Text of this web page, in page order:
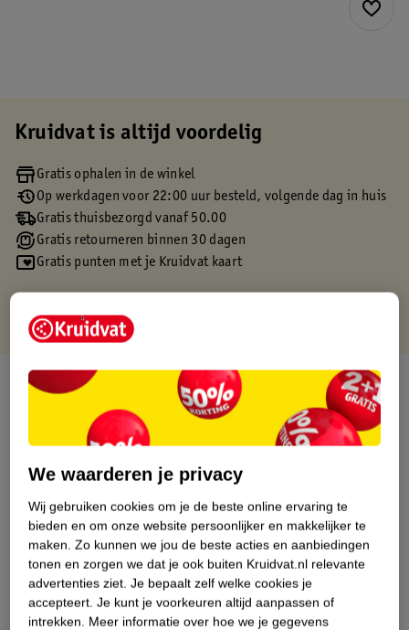
Kruidvat is altijd voordelig
Gratis ophalen in de winkel
Op werkdagen voor 22:00 uur besteld, volgende dag in huis
Gratis thuisbezorgd vanaf 50.00
Gratis retourneren binnen 30 dagen
Gratis punten met je Kruidvat kaart
Over dit product
Productinformatie
Etiketinformatie
Nature Impact Score
Dit product heeft (nog) geen Nature
Impact Score.
Meer informatie
We waarderen je privacy
Wij gebruiken cookies om je de beste online ervaring te
bieden en om onze website persoonlijker en makkelijker te
maken. Zo kunnen we jou de beste acties en aanbiedingen
tonen en zorgen we dat je ook buiten Kruidvat.nl relevante
advertenties ziet. Je bepaalt zelf welke cookies je
accepteert. Je kunt je voorkeuren altijd aanpassen of
intrekken. Meer informatie over hoe we je gegevens